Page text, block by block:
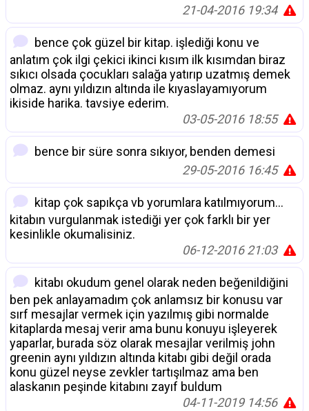
21-04-2016 19:34
bence çok güzel bir kitap. işlediği konu ve
anlatım çok ilgi çekici ikinci kısım ilk kısımdan biraz
sıkıcı olsada çocukları salağa yatırıp uzatmış demek
olmaz. aynı yıldızın altında ile kıyaslayamıyorum
ikiside harika. tavsiye ederim.
03-05-2016 18:55
bence bir süre sonra sıkıyor, benden demesi
29-05-2016 16:45
kitap çok sapıkça vb yorumlara katılmıyorum...
kitabın vurgulanmak istediği yer çok farklı bir yer
kesinlikle okumalisiniz.
06-12-2016 21:03
kitabı okudum genel olarak neden beğenildiğini
ben pek anlayamadım çok anlamsız bir konusu var
sırf mesajlar vermek için yazılmış gibi normalde
kitaplarda mesaj verir ama bunu konuyu işleyerek
yaparlar, burada söz olarak mesajlar verilmiş john
greenin aynı yıldızın altında kitabı gibi değil orada
konu güzel neyse zevkler tartışılmaz ama ben
alaskanın peşinde kitabını zayıf buldum
04-11-2019 14:56